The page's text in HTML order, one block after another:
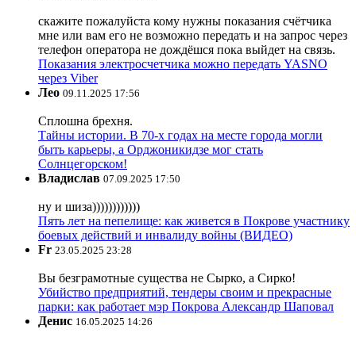
скажите пожалуйста кому нужны показания счётчика
мне или вам его не возможно передать и на запрос через
телефон оператора не дождёшся пока выйдет на связь.
Показания электросчетчика можно передать YASNO
через Viber
Лео 09.11.2025 17:56
Сплошна брехня.
Тайны истории. В 70-х годах на месте города могли
быть карьеры, а Орджоникидзе мог стать
Солнцегорском!
Владислав 07.09.2025 17:50
ну и шиза))))))))))))
Пять лет на пепелище: как живется в Покрове участнику
боевых действий и инвалиду войны (ВИДЕО)
Fr 23.05.2025 23:28
Вы безграмотные существа не Сырко, а Сирко!
Убийство предприятий, тендеры своим и прекрасные
парки: как работает мэр Покрова Александр Шаповал
Денис 16.05.2025 14:26